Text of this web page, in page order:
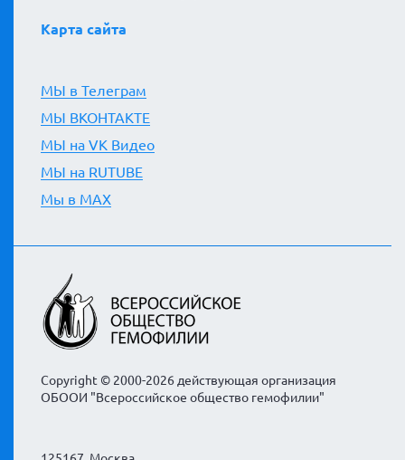
Карта сайта
МЫ в Телеграм
МЫ ВКОНТАКТЕ
МЫ на VK Видео
МЫ на RUTUBE
Мы в MAX
Copyright © 2000-2026 действующая организация
ОБООИ "Всероссийское общество гемофилии"